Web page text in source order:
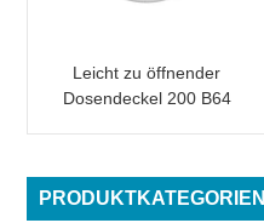
Leicht zu öffnender
Dosendeckel 200 B64
PRODUKTKATEGORIEN